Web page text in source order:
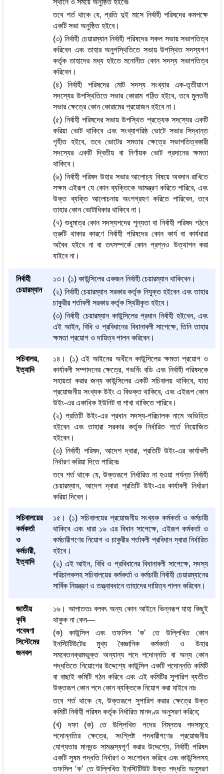
স্থানে ও সময়ে অনুষ্ঠিত হইবেঃ
তবে শর্ত থাকে যে, প্রতি দুই মাসে নির্বাহী পরিষদের কমপক্ষে
একটি সভা অনুষ্ঠিত হইবে।
(৩) নির্বাহী চেয়ারম্যান নির্বাহী পরিষদের সকল সভায় সভাপতিত্ব
করিবেন এবং তাহার অনুপস্থিতিতে সভায় উপস্থিত সদস্যগণ
কর্তৃক তাহাদের মধ্য হইতে মনোনীত কোন সদস্য সভাপতিত্ব
করিবেন।
(৪) নির্বাহী পরিষদের মোট সদস্য সংখ্যার এক-তৃতীয়াংশ
সদস্যের উপস্থিতিতে সভার কোরাম গঠিত হইবে, তবে মুলতবী
সভার ক্ষেত্রে কোন কোরামের প্রয়োজন হইবে না।
(৫) নির্বাহী পরিষদের সভায় উপস্থিত প্রত্যেক সদস্যের একটি
করিয়া ভোট থাকিবে এবং সংখ্যাগরিষ্ঠ ভোটে সভার সিদ্ধান্ত
গৃহীত হইবে, তবে ভোটের সমতার ক্ষেত্রে সভাপতিত্বকারী
সদস্যের একটি দ্বিতীয় বা নির্ণায়ক ভোট প্রদানের ক্ষমতা
থাকিবে।
(৬) নির্বাহী পরিষদ উহার সভার আলোচ্য বিষয়ে অবদান রাখিতে
সক্ষম এইরূপ যে কোন ব্যক্তিকে আমন্ত্রণ করিতে পারিবে, এবং
উক্ত ব্যক্তি আলোচনায় অংশগ্রহণ করিতে পারিবেন, তবে
তাহার কোন ভোটাধিকার থাকিবে না।
(৭) শুধুমাত্র কোন সদস্যপদের শূন্যতা বা নির্বাহী পরিষদ গঠনে
ত্রুটি থাকার কারণে নির্বাহী পরিষদের কোন কার্য বা কার্যধারা
অবৈধ হইবে না বা তৎসম্পর্কে কোন প্রশ্নও উত্থাপন করা
যাইবে না।
নির্বাহী
চেয়ারম্যান
১৩। (১) কাউন্সিলের একজন নির্বাহী চেয়ারম্যান থাকিবেন।
(২) নির্বাহী চেয়ারম্যান সরকার কর্তৃক নিযুক্ত হইবেন এবং তাহার
চাকুরীর শর্তাবলী সরকার কর্তৃক স্থিরীকৃত হইবে।
(৩) নির্বাহী চেয়ারম্যান কাউন্সিলের প্রধান নির্বাহী হইবেন, এবং
এই আইন, বিধি ও প্রবিধানের বিধানাবলী সাপেক্ষে, তিনি তাহার
ক্ষমতা প্রয়োগ ও দায়িত্ব পালন করিবেন।
সচিবালয়,
ইত্যাদি
১৪। (১) এই আইনের অধীনে কাউন্সিলের ক্ষমতা প্রয়োগ ও
কার্যাবলী সম্পাদনের ক্ষেত্রে, গভর্নিং বডি এবং নির্বাহী পরিষদকে
সহায়তা করার জন্য কাউন্সিলের একটি সচিবালয় থাকিবে, যাহা
প্রয়োজনীয় সংখ্যক উইং এ বিভক্ত থাকিবে, এবং এইরূপ কোন
উইং-এর একাধিক ইউনিট বা শাখা থাকিতে পারিবে।
(২) প্রতিটি উইং-এর প্রধান সদস্য-পরিচালক নামে অভিহিত
হইবেন এবং তাহারা সরকার কর্তৃক নির্ধারিত শর্তে নিয়োজিত
হইবেন।
(৩) নির্বাহী পরিষদ, আদেশ দ্বারা, প্রতিটি উইং-এর কার্যাবলী
নির্ধারণ করিয়া দিতে পারিবেঃ
তবে শর্ত থাকে যে, উক্তরূপে নির্ধারিত না হওয়া পর্যন্ত নির্বাহী
চেয়ারম্যান, আদেশ দ্বারা প্রতিটি উইং-এর কার্যাবলী নির্ধারণ
করিয়া দিবেন।
সচিবালয়ের
কর্মকর্তা
ও
কর্মচারী,
ইত্যাদি
১৫। (১) সচিবালয়ের প্রয়োজনীয় সংখ্যক কর্মকর্তা ও কর্মচারী
থাকিবে এবং ধারা ১৬ এর বিধান সাপেক্ষে, এইরূপ কর্মকর্তা ও
কর্মচারীগণের নিয়োগ ও চাকুরীর শর্তাবলী প্রবিধান দ্বারা নির্ধারিত
হইবে।
(২) এই আইন, বিধি ও প্রবিধানের বিধানাবলী সাপেক্ষে, সদস্য
পরিচালকসহ সচিবালয়ের কর্মকর্তা ও কর্মচারী নির্বাহী চেয়ারম্যানের
সার্বিক নিয়ন্ত্রণ ও তত্ত্বাবধানে তাহাদের দায়িত্ব পালন করিবেন।
জাতীয়
কৃষি
গবেষণা
সিস্টেমের
জনবল
১৬। আপাততঃ বলবৎ অন্য কোন আইনে ভিন্নরূপ যাহা কিছুই
থাকুক না কেন—
(ক) কাউন্সিল এবং তফসিল ‘ক’ তে উল্লিখিত কোন
ইনস্টিটিউটের মুখ্য বৈজ্ঞানিক কর্মকর্তা ও উহার
সমবেতনক্রমভুক্ত অন্যান্য পদে পদোন্নতি বা অন্য কোন
পদ্ধতিতে নিয়োগের উদ্দেশ্যে কাউন্সিল একটি পদোন্নতি কমিটি
বা বাছাই কমিটি গঠন করিবে এবং এই কমিটির সুপারিশ ব্যতীত
উক্তরূপ কোন পদে কোন ব্যক্তিকে নিয়োগ করা যাইবে নাঃ
তবে শর্ত থাকে যে, উক্তরূপে সুপারিশ করার ক্ষেত্রে উক্ত
কমিটি নির্বাহী পরিষদ কর্তৃক নির্ধারিত মানদণ্ড অনুসরণ করিবে;
(খ) দফা (ক) তে উল্লিখিত পদের নিম্নতর পদসমূহে
পদোন্নতির ক্ষেত্রে, সংশ্লিষ্ট পদধারীগণের প্রয়োজনীয়
যোগ্যতার মানদন্ড সামঞ্জস্যপূর্ণ করার উদ্দেশ্যে, নির্বাহী পরিষদ
একটি সুষম পদ্ধতি নির্ধারণ ও সংশোধন করিবে এবং কাউন্সিলসহ
তফসিল ‘ক’ তে উল্লিখিত ইনস্টিটিউট উক্ত পদ্ধতি অনুসরণ